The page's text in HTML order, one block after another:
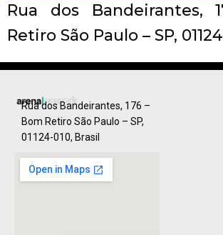
Rua dos Bandeirantes,
Retiro São Paulo – SP,
Rua dos Bandeirantes, 176 –
Bom Retiro São Paulo – SP,
01124-010, Brasil